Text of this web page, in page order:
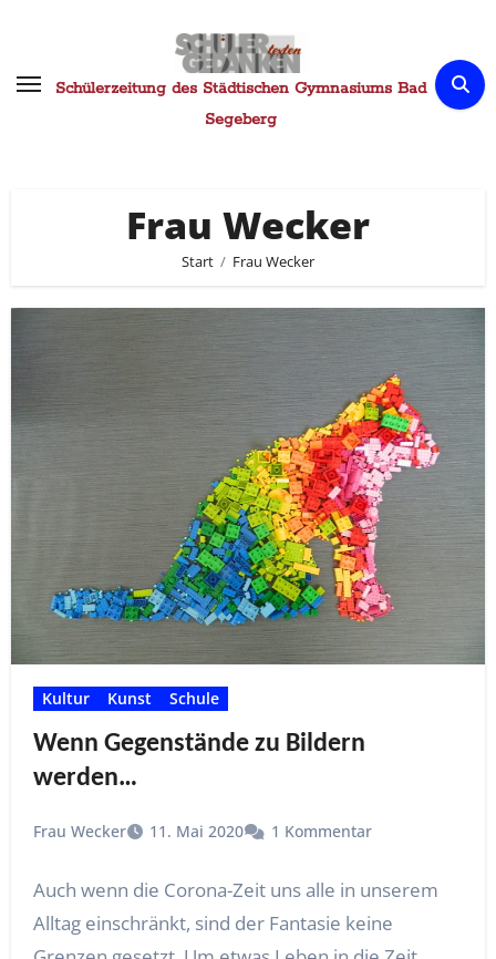
springenSchülerzeitung des Städtischen Gymnasiums Bad
Segeberg
Frau Wecker
Start Frau Wecker
Kultur Kunst Schule
Wenn Gegenstände zu Bildern
werden…
Frau Wecker 11. Mai 2020 1 Kommentar
Auch wenn die Corona-Zeit uns alle in unserem
Alltag einschränkt, sind der Fantasie keine